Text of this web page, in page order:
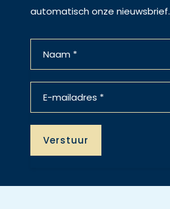
automatisch onze nieuwsbrief.